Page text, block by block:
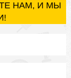
НАМ, И МЫ